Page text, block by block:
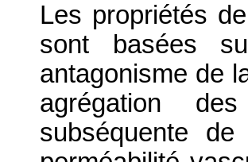
Les propriétés
sont basées
antagonisme de
agrégation
subséquente